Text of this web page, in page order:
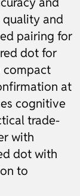
and
pairing for
dot for
compact
at
cognitive
trade-
with
dot with
to